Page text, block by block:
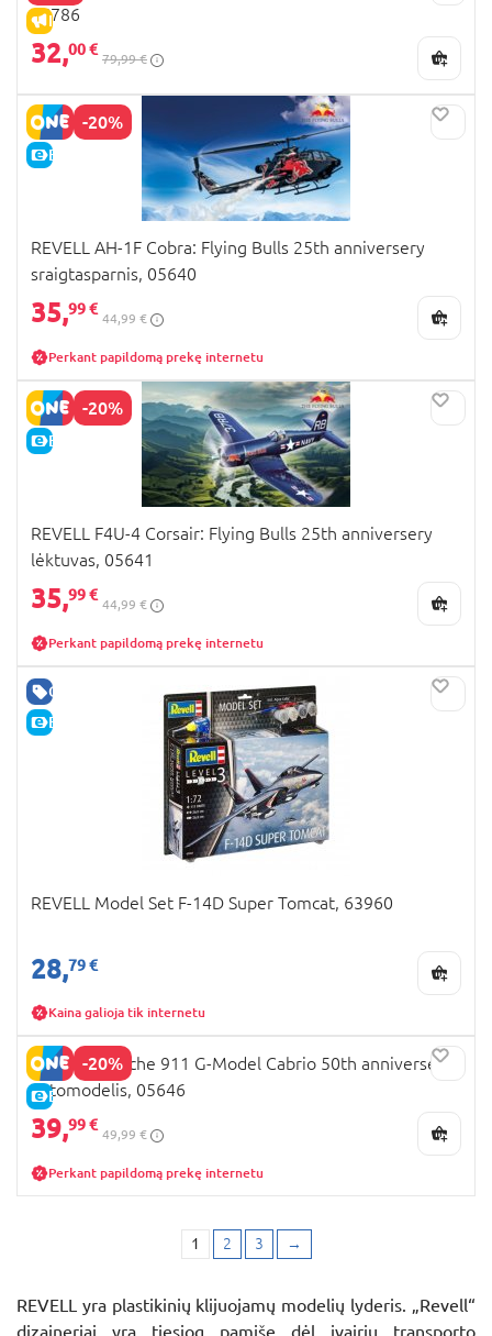
IŠPARDAVIMAS
06786
32,00 €
79,99 €
-20%
E-KAINA
REVELL AH-1F Cobra: Flying Bulls 25th anniversery
sraigtasparnis, 05640
35,99 €
44,99 €
Perkant papildomą prekę internetu
-20%
E-KAINA
REVELL F4U-4 Corsair: Flying Bulls 25th anniversery
lėktuvas, 05641
35,99 €
44,99 €
Perkant papildomą prekę internetu
GERA KAINA
E-KAINA
REVELL Model Set F-14D Super Tomcat, 63960
28,79 €
Kaina galioja tik internetu
-20%
E-KAINA
REVELL Porsche 911 G-Model Cabrio 50th anniversery
automodelis, 05646
39,99 €
49,99 €
Perkant papildomą prekę internetu
1 2 3 →
REVELL yra plastikinių klijuojamų modelių lyderis. „Revell“
dizaineriai yra tiesiog pamišę dėl įvairių transporto